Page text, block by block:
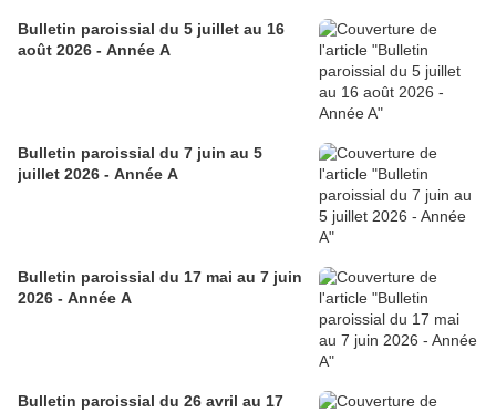
Bulletin paroissial du 5 juillet au 16
août 2026 - Année A
Bulletin paroissial du 7 juin au 5
juillet 2026 - Année A
Bulletin paroissial du 17 mai au 7 juin
2026 - Année A
Bulletin paroissial du 26 avril au 17